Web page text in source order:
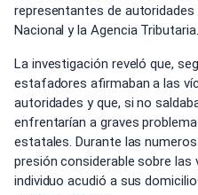
representantes de
Nacional y la Agencia Tributaria.
La investigación reveló que,
estafadores afirmaban a las
autoridades y que, si no
enfrentarían a graves
estatales. Durante las
presión considerable sobre
individuo acudió a sus